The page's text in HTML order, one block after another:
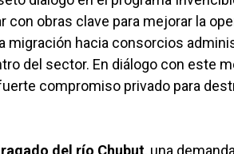
con obras clave para mejorar la
migración hacia consorcios
del sector. En diálogo con este
compromiso privado para